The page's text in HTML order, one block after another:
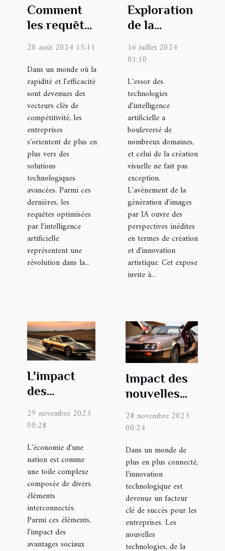
Comment
les requêtes
IA peuvent
transformer
les
opérations
d'entreprise
20 août 2024 15:11
Dans un monde où la
rapidité et l'efficacité
sont devenues des
vecteurs clés de
compétitivité, les
entreprises
s'orientent de plus en
plus vers des
solutions
technologiques
avancées. Parmi ces
dernières, les
requêtes optimisées
par l'intelligence
artificielle
représentent une
révolution dans la...
Exploration
de la
d'images
potentiel et
processus
créatif
16 juillet 2024
01:10
L'essor des
technologies
d'intelligence
artificielle a
bouleversé de
nombreux domaines,
et celui de la création
visuelle ne fait pas
exception.
L'avènement de la
génération d'images
par IA ouvre des
perspectives inédites
en termes de création
et d'innovation
artistique. Cet expose
invite à...
L'impact
des
sociaux sur
nationale
29 novembre 2023
00:28
L'économie d'une
nation est comme
une toile complexe
composée de divers
éléments
interconnectés.
Parmi ces éléments,
l'impact des
avantages sociaux
Impact des
nouvelles
sur les
innovantes
28 novembre 2023
00:24
Dans un monde de
plus en plus connecté,
l'innovation
technologique est
devenue un facteur
clé de succès pour les
entreprises. Les
nouvelles
technologies, de la